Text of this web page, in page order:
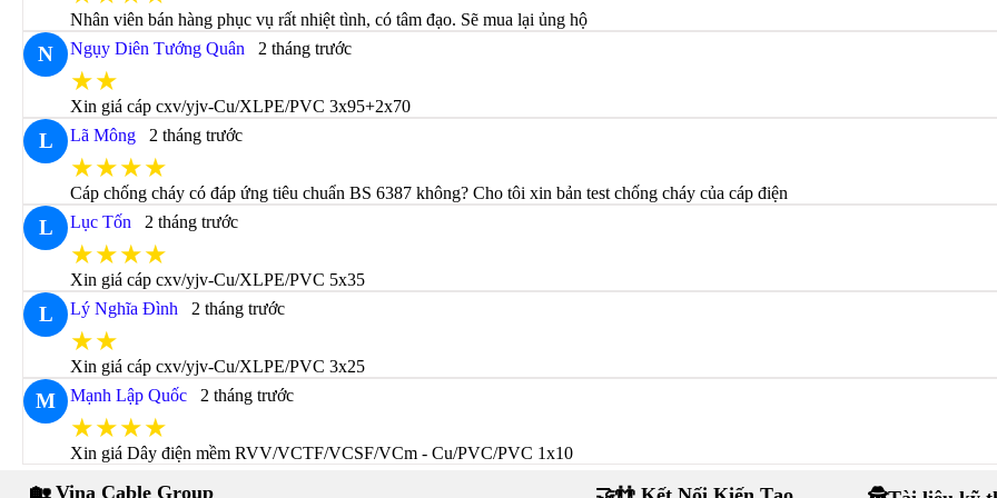
Nhân viên bán hàng phục vụ rất nhiệt tình, có tâm đạo. Sẽ mua lại ủng hộ
N Ngụy Diên Tướng Quân 2 tháng trước
★★
Xin giá cáp cxv/yjv-Cu/XLPE/PVC 3x95+2x70
L Lã Mông 2 tháng trước
★★★★
Cáp chống cháy có đáp ứng tiêu chuẩn BS 6387 không? Cho tôi xin bản test chống cháy của cáp điện
L Lục Tốn 2 tháng trước
★★★★
Xin giá cáp cxv/yjv-Cu/XLPE/PVC 5x35
L Lý Nghĩa Đình 2 tháng trước
★★
Xin giá cáp cxv/yjv-Cu/XLPE/PVC 3x25
M Mạnh Lập Quốc 2 tháng trước
★★★★
Xin giá Dây điện mềm RVV/VCTF/VCSF/VCm - Cu/PVC/PVC 1x10
🏡 Vina Cable Group